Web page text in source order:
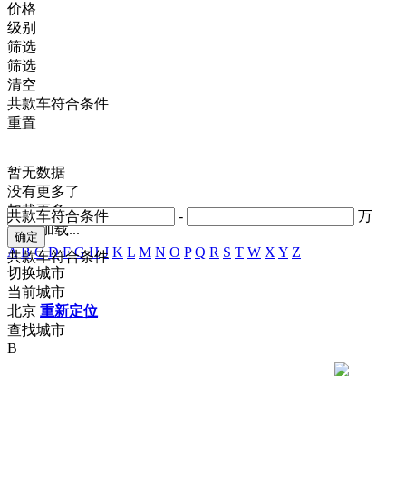
价格
- 万
共款车符合条件
级别
共款车符合条件
筛选
筛选
清空
共款车符合条件
重置
暂无数据
没有更多了
加载更多
正在加载...
A B C D F G H J K L M N O P Q R S T W X Y Z
切换城市
当前城市
北京 重新定位
查找城市
B